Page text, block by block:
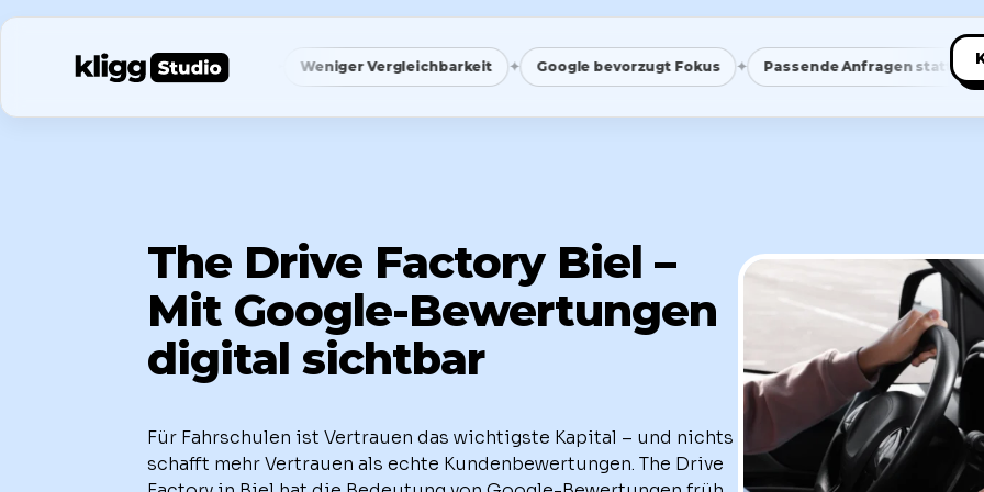
Spezialist statt Generalist Weniger Vergleichbarkeit ✦ Google bevorzugt Fokus ✦ Passende Anfragen statt Masse
The Drive Factory Biel –
Mit Google-Bewertungen
digital sichtbar
Für Fahrschulen ist Vertrauen das wichtigste Kapital – und nichts
schafft mehr Vertrauen als echte Kundenbewertungen. The Drive